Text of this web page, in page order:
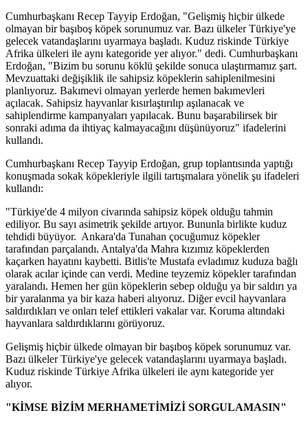
Cumhurbaşkanı Recep Tayyip Erdoğan, "Gelişmiş hiçbir ülkede
olmayan bir başıboş köpek sorunumuz var. Bazı ülkeler Türkiye'ye
gelecek vatandaşlarını uyarmaya başladı. Kuduz riskinde Türkiye
Afrika ülkeleri ile aynı kategoride yer alıyor." dedi. Cumhurbaşkanı
Erdoğan, "Bizim bu sorunu köklü şekilde sonuca ulaştırmamız şart.
Mevzuattaki değişiklik ile sahipsiz köpeklerin sahiplenilmesini
planlıyoruz. Bakımevi olmayan yerlerde hemen bakımevleri
açılacak. Sahipsiz hayvanlar kısırlaştırılıp aşılanacak ve
sahiplendirme kampanyaları yapılacak. Bunu başarabilirsek bir
sonraki adıma da ihtiyaç kalmayacağını düşünüyoruz" ifadelerini
kullandı.
Cumhurbaşkanı Recep Tayyip Erdoğan, grup toplantısında yaptığı
konuşmada sokak köpekleriyle ilgili tartışmalara yönelik şu ifadeleri
kullandı:
"Türkiye'de 4 milyon civarında sahipsiz köpek olduğu tahmin
ediliyor. Bu sayı asimetrik şekilde artıyor. Bununla birlikte kuduz
tehdidi büyüyor. Ankara'da Tunahan çocuğumuz köpekler
tarafından parçalandı. Antalya'da Mahra kızımız köpeklerden
kaçarken hayatını kaybetti. Bitlis'te Mustafa evladımız kuduza bağlı
olarak acılar içinde can verdi. Medine teyzemiz köpekler tarafından
yaralandı. Hemen her gün köpeklerin sebep olduğu ya bir saldırı ya
bir yaralanma ya bir kaza haberi alıyoruz. Diğer evcil hayvanlara
saldırdıkları ve onları telef ettikleri vakalar var. Koruma altındaki
hayvanlara saldırdıklarını görüyoruz.
Gelişmiş hiçbir ülkede olmayan bir başıboş köpek sorunumuz var.
Bazı ülkeler Türkiye'ye gelecek vatandaşlarını uyarmaya başladı.
Kuduz riskinde Türkiye Afrika ülkeleri ile aynı kategoride yer
alıyor.
"KİMSE BİZİM MERHAMETİMİZİ SORGULAMASIN"